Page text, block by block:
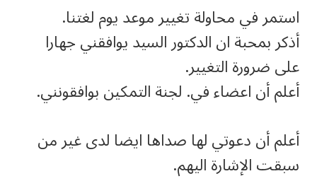
استمر في محاولة تغيير موعد يوم لغتنا.
أذكر بمحبة ان الدكتور السيد يوافقني جهارا
على ضرورة التغيير.
أعلم أن اعضاء في. لجنة التمكين بوافقونني.
أعلم أن دعوتي لها صداها ايضا لدى غير من
سبقت الإشارة اليهم.